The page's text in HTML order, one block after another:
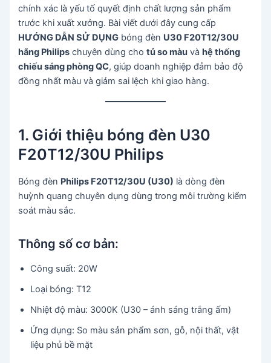
chính xác là yếu tố quyết định chất lượng sản phẩm
trước khi xuất xưởng. Bài viết dưới đây cung cấp
HƯỚNG DẪN SỬ DỤNG bóng đèn U30 F20T12/30U
hãng Philips chuyên dùng chotủ so màu vàhệ thống
chiếu sáng phòng QC, giúp doanh nghiệp đảm bảo độ
đồng nhất màu và giảm sai lệch khi giao hàng.
1. Giới thiệu bóng đèn U30
F20T12/30U Philips
Bóng đèn Philips F20T12/30U (U30) là dòng đèn
huỳnh quang chuyên dụng dùng trong môi trường kiểm
soát màu sắc.
Thông số cơ bản:
Công suất: 20W
Loại bóng: T12
Nhiệt độ màu: 3000K (U30 – ánh sáng trắng ấm)
Ứng dụng: So màu sản phẩm sơn, gỗ, nội thất, vật
liệu phủ bề mặt